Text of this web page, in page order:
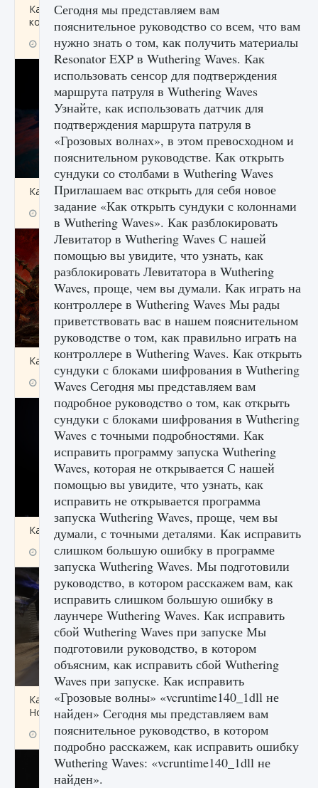
Как исправить ошибку EA FC 25 beta,
которая не работает
9 августа 2024 1 370 0 0
Как создавать предметы в Creatures of Ava
9 августа 2024 1 266 0 0
Как найти Гробницу Изгоев в Diablo 4
9 августа 2024 1 337 0 0
Как получить Thunder Egg в Stardew Valley
9 августа 2024 1 244 0 0
Как исправить неработающие награды For
Honor
9 августа 2024 1 205 0 0
Сегодня мы представляем вам
пояснительное руководство со всем, что вам
нужно знать о том, как получить материалы
Resonator EXP в Wuthering Waves. Как
использовать сенсор для подтверждения
маршрута патруля в Wuthering Waves
Узнайте, как использовать датчик для
подтверждения маршрута патруля в
«Грозовых волнах», в этом превосходном и
пояснительном руководстве. Как открыть
сундуки со столбами в Wuthering Waves
Приглашаем вас открыть для себя новое
задание «Как открыть сундуки с колоннами
в Wuthering Waves». Как разблокировать
Левитатор в Wuthering Waves С нашей
помощью вы увидите, что узнать, как
разблокировать Левитатора в Wuthering
Waves, проще, чем вы думали. Как играть на
контроллере в Wuthering Waves Мы рады
приветствовать вас в нашем пояснительном
руководстве о том, как правильно играть на
контроллере в Wuthering Waves. Как открыть
сундуки с блоками шифрования в Wuthering
Waves Сегодня мы представляем вам
подробное руководство о том, как открыть
сундуки с блоками шифрования в Wuthering
Waves с точными подробностями. Как
исправить программу запуска Wuthering
Waves, которая не открывается С нашей
помощью вы увидите, что узнать, как
исправить не открывается программа
запуска Wuthering Waves, проще, чем вы
думали, с точными деталями. Как исправить
слишком большую ошибку в программе
запуска Wuthering Waves. Мы подготовили
руководство, в котором расскажем вам, как
исправить слишком большую ошибку в
лаунчере Wuthering Waves. Как исправить
сбой Wuthering Waves при запуске Мы
подготовили руководство, в котором
объясним, как исправить сбой Wuthering
Waves при запуске. Как исправить
«Грозовые волны» «vcruntime140_1dll не
найден» Сегодня мы представляем вам
пояснительное руководство, в котором
подробно расскажем, как исправить ошибку
Wuthering Waves: «vcruntime140_1dll не
найден».